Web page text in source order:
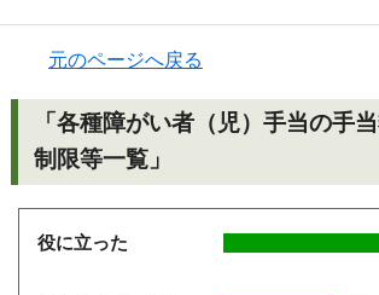
元のページへ戻る
「各種障がい者（児）手当の手
制限等一覧」
役に立った